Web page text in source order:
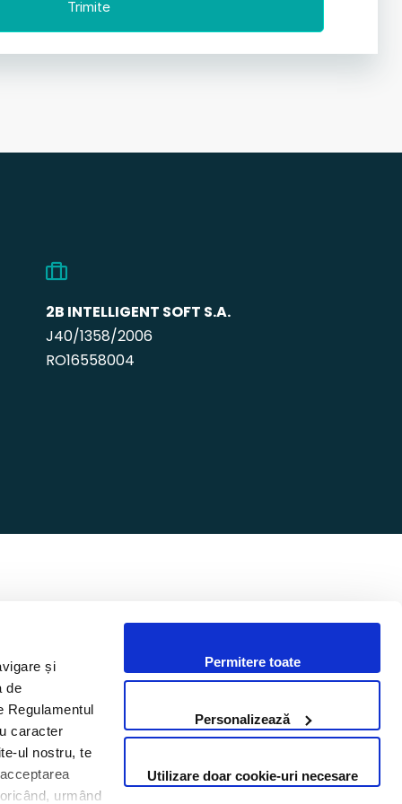
și
de
Regulamentul
caracter
ul nostru, te
urmând
Permitere toate
Personalizează
Utilizare doar cookie-uri necesare
2B INTELLIGENT SOFT S.A.
J40/1358/2006
RO16558004
un proiect? Hai să discutăm.